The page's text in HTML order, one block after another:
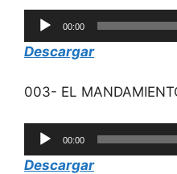
Reproductor
de
audio
00:00
Descargar
003- EL
Reproductor
de
00:00
Descargar